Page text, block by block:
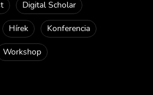
Digital Scholar
Hírek Konferencia
Workshop